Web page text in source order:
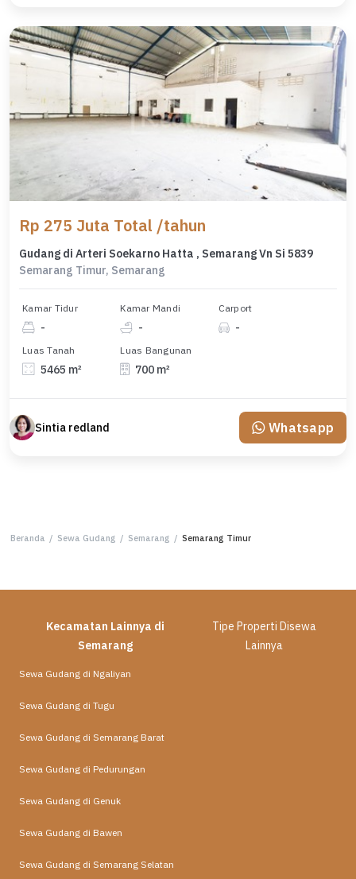
Rp 275 Juta Total /tahun
Gudang di Arteri Soekarno Hatta , Semarang Vn Si 5839
Semarang Timur, Semarang
Kamar Tidur
-
Kamar Mandi
-
Carport
-
Luas Tanah
5465 m²
Luas Bangunan
700 m²
Sintia redland Whatsapp
Beranda / Sewa Gudang / Semarang / Semarang Timur
Kecamatan Lainnya di
Semarang
Tipe Properti Disewa
Lainnya
Sewa Gudang di Ngaliyan
Sewa Gudang di Tugu
Sewa Gudang di Semarang Barat
Sewa Gudang di Pedurungan
Sewa Gudang di Genuk
Sewa Gudang di Bawen
Sewa Gudang di Semarang Selatan